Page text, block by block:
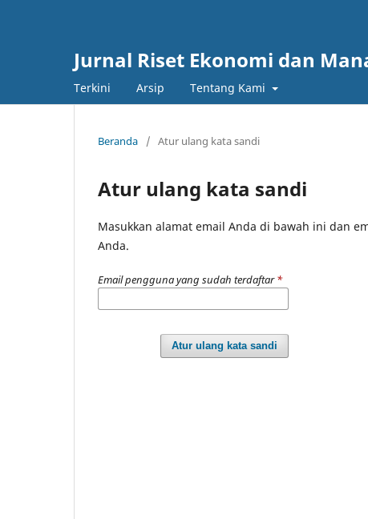
Jurnal Riset Ekonomi dan
Terkini Arsip Tentang Kami
Beranda / Atur ulang kata sandi
Atur ulang kata sandi
Masukkan alamat email Anda di bawah ini dan
Anda.
Email pengguna yang sudah terdaftar*
Atur ulang kata sandi